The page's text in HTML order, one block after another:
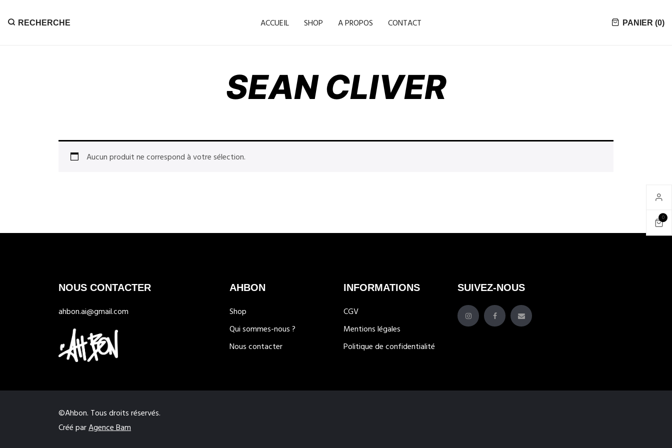
RECHERCHE ACCUEIL SHOP A PROPOS CONTACT PANIER (0)
SEAN CLIVER
Aucun produit ne correspond à votre sélection.
NOUS CONTACTER
ahbon.ai@gmail.com
AHBON
Shop
Qui sommes-nous ?
Nous contacter
INFORMATIONS
CGV
Mentions légales
Politique de confidentialité
SUIVEZ-NOUS
©Ahbon. Tous droits réservés.
Créé parAgence Bam
0